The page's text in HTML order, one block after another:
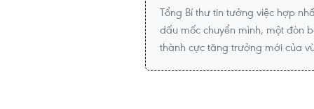
Tổng Bí thư tin tưởng việc hợp
dấu mốc chuyển mình, một đòn
thành cực tăng trưởng mới của